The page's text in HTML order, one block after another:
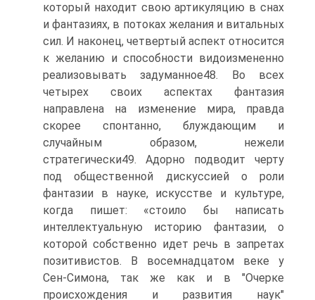
который находит свою артикуляцию в снах
и фантазиях, в потоках желания и витальных
сил. И наконец, четвертый аспект относится
к жела­нию и способности видоизмененно
реализовывать задуманное48. Во всех
четырех своих аспектах фантазия
направлена на изменение мира, правда
скорее спонтанно, блуждающим и
случайным образом, неже­ли
стратегически49. Адорно подводит черту
под общественной дискус­сией о роли
фантазии в науке, искусстве и культуре,
когда пишет: «стоило бы написать
интеллектуальную историю фантазии, о
кото­рой собственно идет речь в запретах
позитивистов. В восемнадцатом веке у
Сен-Симона, так же как и в "Очерке
происхождения и разви­тия наук"